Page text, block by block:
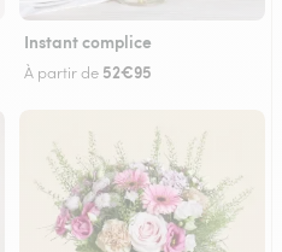
Instant complice
À partir de 52€95